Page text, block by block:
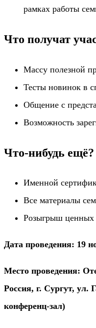
рамках работы
Что получат
Массу полезной
Тесты новинок в
Общение с
Возможность
Что-нибудь ещё?
Именной
Все материалы
Розыгрыш ценных
Дата проведения: 19
Место проведения:
Россия, г. Сургут, ул.
конференц-зал)